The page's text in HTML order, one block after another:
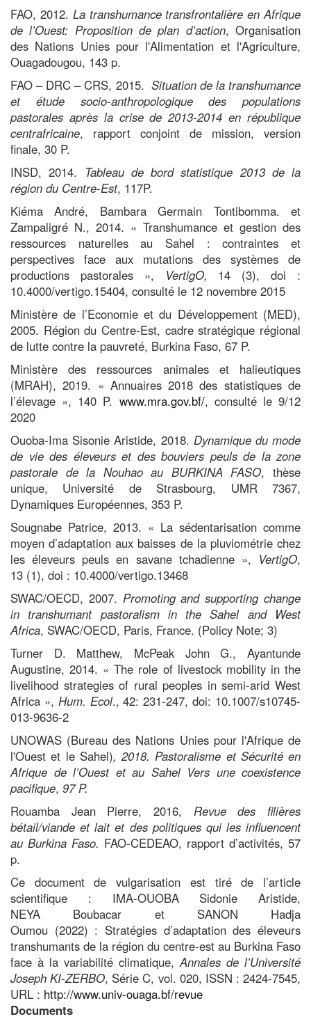
FAO, 2012. La transhumance transfrontalière en Afrique
de l’Ouest: Proposition de plan d’action, Organisation
des Nations Unies pour l'Alimentation et l'Agriculture,
Ouagadougou, 143 p.
FAO – DRC – CRS, 2015. Situation de la transhumance
et étude socio-anthropologique des populations
pastorales après la crise de 2013-2014 en république
centrafricaine, rapport conjoint de mission, version
finale, 30 P.
INSD, 2014. Tableau de bord statistique 2013 de la
région du Centre-Est, 117P.
Kiéma André, Bambara Germain Tontibomma. et
Zampaligré N., 2014. « Transhumance et gestion des
ressources naturelles au Sahel : contraintes et
perspectives face aux mutations des systèmes de
productions pastorales »,
VertigO, 14
(3), doi :
10.4000/vertigo.15404, consulté le 12 novembre 2015
Ministère de l’Economie et du Développement (MED),
2005. Région du Centre-Est, cadre stratégique régional
de lutte contre la pauvreté, Burkina Faso, 67 P.
Ministère des ressources animales et halieutiques
(MRAH), 2019. « Annuaires 2018 des statistiques de
l’élevage », 140 P. www.mra.gov.bf/, consulté le 9/12
2020
Ouoba-Ima Sisonie Aristide, 2018. Dynamique du mode
de vie des éleveurs et des bouviers peuls de la zone
pastorale de la Nouhao au BURKINA FASO, thèse
unique, Université de Strasbourg, UMR 7367,
Dynamiques Européennes, 353 P.
Sougnabe Patrice, 2013. « La sédentarisation comme
moyen d’adaptation aux baisses de la pluviométrie chez
les éleveurs peuls en savane tchadienne », VertigO,
13 (1), doi : 10.4000/vertigo.13468
SWAC/OECD, 2007. Promoting and supporting change
in transhumant pastoralism in the Sahel and West
Africa, SWAC/OECD, Paris, France. (Policy Note; 3)
Turner D.
Matthew, McPeak John G., Ayantunde
Augustine, 2014. « The role of livestock mobility in the
livelihood strategies of rural peoples in semi-arid West
Africa », Hum. Ecol., 42: 231-247, doi: 10.1007/s10745-
013-9636-2
UNOWAS (Bureau des Nations Unies pour l'Afrique de
l'Ouest et le Sahel), 2018. Pastoralisme et Sécurité en
Afrique de l’Ouest et au Sahel Vers une coexistence
pacifique, 97 P.
Rouamba Jean Pierre, 2016, Revue des filières
bétail/viande et lait et des politiques qui les influencent
au Burkina Faso. FAO-CEDEAO, rapport d’activités, 57
p.
Ce document de vulgarisation est tiré de l’article
scientifique : IMA-OUOBA Sidonie Aristide,
NEYA Boubacar et SANON Hadja
Oumou (2022) : Stratégies d’adaptation des éleveurs
transhumants de la région du centre-est au Burkina Faso
face à la variabilité climatique, Annales de l’Université
Joseph KI-ZERBO, Série C, vol. 020, ISSN : 2424-7545,
URL : http://www.univ-ouaga.bf/revue
Documents